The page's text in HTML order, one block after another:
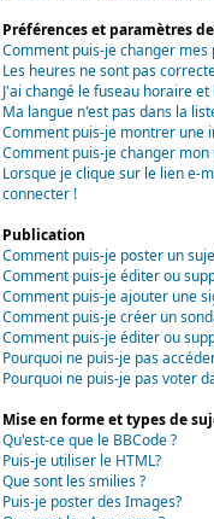
Préférences et paramètres
Comment puis-je changer mes
Les heures ne sont pas
J'ai changé le fuseau horaire
Ma langue n'est pas dans la
Comment puis-je montrer une
Comment puis-je changer mon
Lorsque je clique sur le lien e-
connecter !
Publication
Comment puis-je poster un
Comment puis-je éditer ou
Comment puis-je ajouter une
Comment puis-je créer un
Comment puis-je éditer ou
Pourquoi ne puis-je pas
Pourquoi ne puis-je pas voter
Mise en forme et types de
Qu'est-ce que le BBCode ?
Puis-je utiliser le HTML?
Que sont les smilies ?
Puis-je poster des Images?